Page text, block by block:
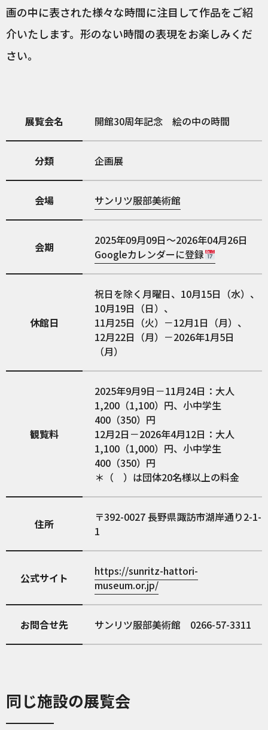
画の中に表された様々な時間に注目して作品をご紹
介いたします。形のない時間の表現をお楽しみくだ
さい。
展覧会名 開館30周年記念 絵の中の時間
分類 企画展
会場 サンリツ服部美術館
会期
2025年09月09日～2026年04月26日
Googleカレンダーに登録
休館日
祝日を除く月曜日、10月15日（水）、
10月19日（日）、
11月25日（火）－12月1日（月）、
12月22日（月）－2026年1月5日
（月）
観覧料
2025年9月9日－11月24日：大人
1,200（1,100）円、小中学生
400（350）円
12月2日－2026年4月12日：大人
1,100（1,000）円、小中学生
400（350）円
＊（ ）は団体20名様以上の料金
住所 392-0027長野県諏訪市湖岸通り2-1-
1
公式サイト
https://sunritz-hattori-
museum.or.jp/
お問合せ先 サンリツ服部美術館 0266-57-3311
同じ施設の展覧会